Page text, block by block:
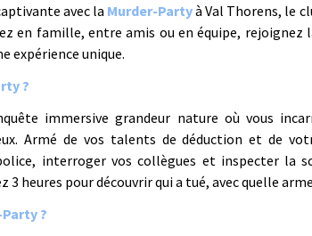
avec la Murder-Partyà Val Thorens, le
en famille, entre amis ou en équipe, rejoignez
expérience unique.
?
immersive grandeur nature où vous
Armé de vos talents de déduction et de
interroger vos collègues et inspecter la
3 heures pour découvrir qui a tué, avec quelle
?